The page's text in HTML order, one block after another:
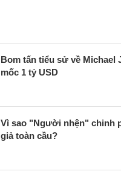
Bom tấn tiểu sử về Michael
mốc 1 tỷ USD
Vì sao "Người nhện" chinh
giả toàn cầu?